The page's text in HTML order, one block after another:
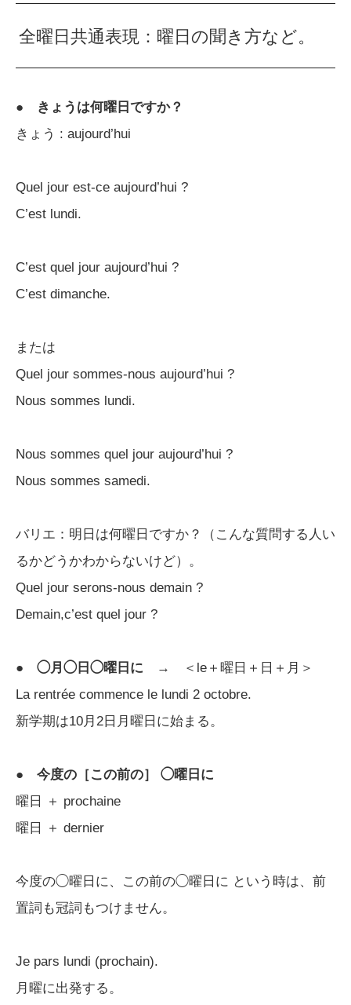
全曜日共通表現：曜日の聞き方など。
●
きょうは何曜日ですか？
きょう : aujourd’hui
Quel jour est-ce aujourd’hui ?
C’est lundi.
C’est quel jour aujourd’hui ?
C’est dimanche.
または
Quel jour sommes-nous aujourd’hui ?
Nous sommes lundi.
Nous sommes quel jour aujourd’hui ?
Nous sommes samedi.
バリエ：明日は何曜日ですか？（こんな質問する人い
るかどうかわからないけど）。
Quel jour serons-nous demain ?
Demain,c’est quel jour ?
● ◯月◯日◯曜日に → ＜le＋曜日＋日＋月＞
La rentrée commence le lundi 2 octobre.
新学期は10月2日月曜日に始まる。
● 今度の［この前の］ ◯曜日に
曜日 ＋ prochaine
曜日 ＋ dernier
今度の◯曜日に、この前の◯曜日に という時は、前
置詞も冠詞もつけません。
Je pars lundi (prochain).
月曜に出発する。